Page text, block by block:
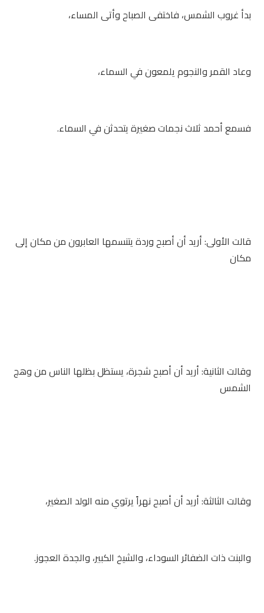
بدأ غروب الشمس، فاختفى الصباح وأتى المساء،
وعاد القمر والنجوم يلمعون في السماء،
فسمع أحمد ثلاث نجمات صغيرة يتحدثن في السماء.
قالت الأولى: أريد أن أصبح وردة يتنسمها العابرون من مكان إلى
مكان
وقالت الثانية: أريد أن أصبح شجرة، يستظل بظلها الناس من وهج
الشمس
وقالت الثالثة: أريد أن أصبح نهراً يرتوي منه الولد الصغير،
والبنت ذات الضفائر السوداء، والشيخ الكبير، والجدة العجوز.